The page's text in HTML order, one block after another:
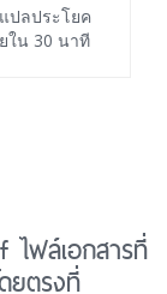
ปลประโยค
ใน 30 นาที
ไฟล์เอกสารที่
ยตรงที่